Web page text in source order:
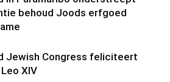
behoud Joods erfgoed
Jewish Congress feliciteert
XIV